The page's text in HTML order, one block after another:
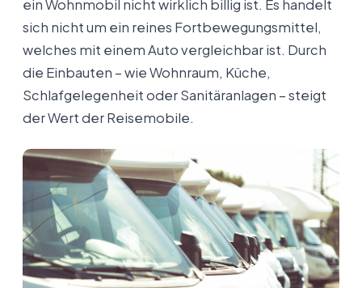
ein Wohnmobil nicht wirklich billig ist. Es handelt
sich nicht um ein reines Fortbewegungsmittel,
welches mit einem Auto vergleichbar ist. Durch
die Einbauten – wie Wohnraum, Küche,
Schlafgelegenheit oder Sanitäranlagen – steigt
der Wert der Reisemobile.